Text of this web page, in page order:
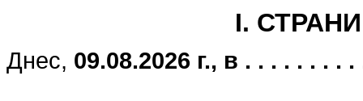
I.
Днес, 09.08.2026 г., в . . . . . . . .